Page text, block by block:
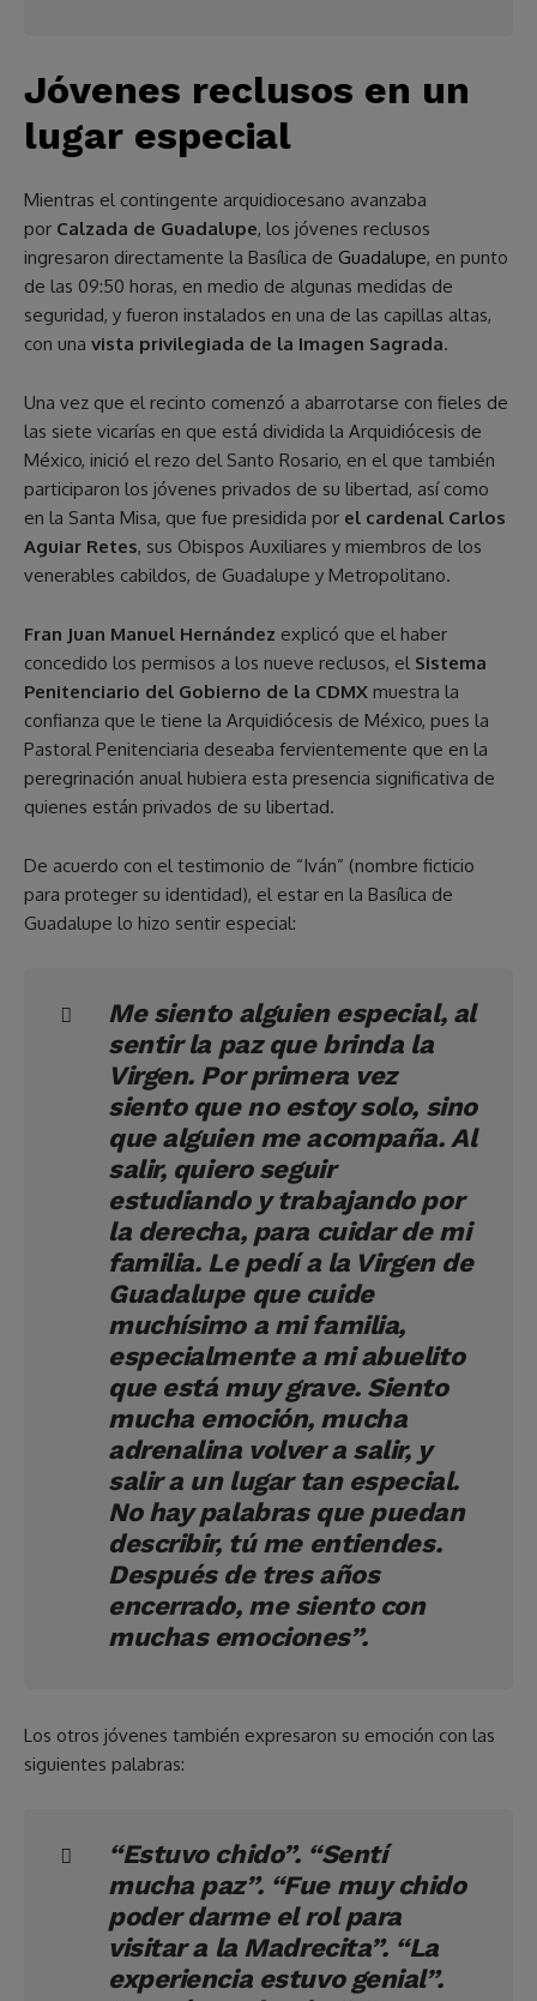
Jóvenes reclusos en un
lugar especial
Mientras el contingente arquidiocesano avanzaba
por Calzada de Guadalupe, los jóvenes reclusos
ingresaron directamente la Basílica de Guadalupe, en punto
de las 09:50 horas, en medio de algunas medidas de
seguridad, y fueron instalados en una de las capillas altas,
con una vista privilegiada de la Imagen Sagrada.
Una vez que el recinto comenzó a abarrotarse con fieles de
las siete vicarías en que está dividida la Arquidiócesis de
México, inició el rezo del Santo Rosario, en el que también
participaron los jóvenes privados de su libertad, así como
en la Santa Misa, que fue presidida por el cardenal Carlos
Aguiar Retes, sus Obispos Auxiliares y miembros de los
venerables cabildos, de Guadalupe y Metropolitano.
Fran Juan Manuel Hernández explicó que el haber
concedido los permisos a los nueve reclusos, el Sistema
Penitenciario del Gobierno de la CDMX muestra la
confianza que le tiene la Arquidiócesis de México, pues la
Pastoral Penitenciaria deseaba fervientemente que en la
peregrinación anual hubiera esta presencia significativa de
quienes están privados de su libertad.
De acuerdo con el testimonio de “Iván” (nombre ficticio
para proteger su identidad), el estar en la Basílica de
Guadalupe lo hizo sentir especial:
Me siento alguien especial, al
sentir la paz que brinda la
Virgen. Por primera vez
siento que no estoy solo, sino
que alguien me acompaña. Al
salir, quiero seguir
estudiando y trabajando por
la derecha, para cuidar de mi
familia. Le pedí a la Virgen de
Guadalupe que cuide
muchísimo a mi familia,
especialmente a mi abuelito
que está muy grave. Siento
mucha emoción, mucha
adrenalina volver a salir, y
salir a un lugar tan especial.
No hay palabras que puedan
describir, tú me entiendes.
Después de tres años
encerrado, me siento con
muchas emociones”.
Los otros jóvenes también expresaron su emoción con las
siguientes palabras:
“Estuvo chido”. “Sentí
mucha paz”. “Fue muy chido
poder darme el rol para
visitar a la Madrecita”. “La
experiencia estuvo genial”.